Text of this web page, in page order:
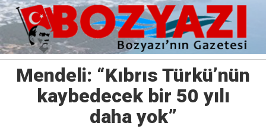
Mendeli: “Kıbrıs Türkü’nün
kaybedecek bir 50 yılı
daha yok”